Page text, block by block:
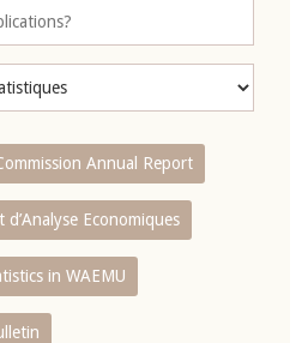
Annual Report
d’Analyse Economiques
in WAEMU